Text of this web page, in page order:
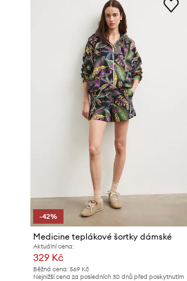
Tkanina z lyocellu s
Praktické boční vkládací
Hladký vzora diagonální
-42%
Medicine teplákové šortky dámské
Aktuální cena:
329 Kč
Běžná cena: 569 Kč
Nejnižší cena za posledních 30 dnů před poskytnutím